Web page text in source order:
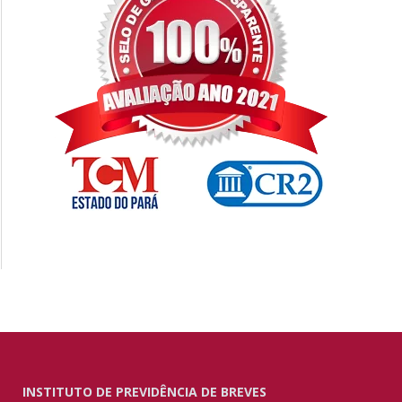
INSTITUTO DE PREVIDÊNCIA DE BREVES